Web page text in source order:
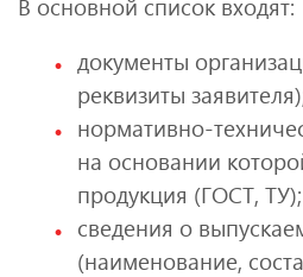
В основной список входят:
документы
реквизиты
нормативно-
на основании
продукция (ГОСТ, ТУ);
сведения о
(наименование,